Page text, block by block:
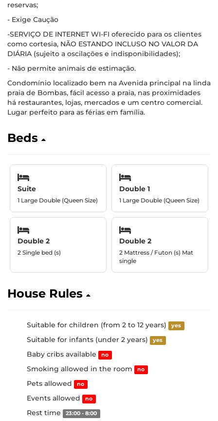
reservas;
- Exige Caução
-SERVIÇO DE INTERNET WI-FI oferecido para os clientes
como cortesia, NÃO ESTANDO INCLUSO NO VALOR DA
DIÁRIA (sujeito a oscilações e indisponibilidades);
- Não permite animais de estimação.
Condomínio localizado bem na Avenida principal na linda
praia de Bombas, fácil acesso a praia, nas proximidades
há restaurantes, lojas, mercados e um centro comercial.
Lugar perfeito para as férias em família.
Beds
Suite
1 Large Double (Queen Size)
Double 1
1 Large Double (Queen Size)
Double 2
2 Single bed (s)
Double 2
2 Mattress / Futon (s) Mat
single
House Rules
Suitable for children (from 2 to 12 years) yes
Suitable for infants (under 2 years) yes
Baby cribs available no
Smoking allowed in the room no
Pets allowed no
Events allowed no
Rest time 23:00 - 8:00